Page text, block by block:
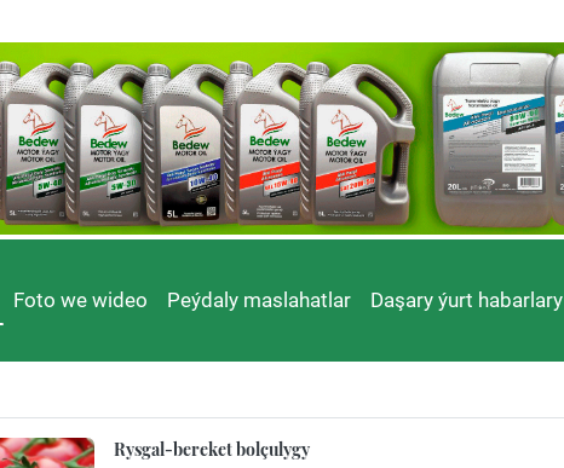
Foto we wideo Peýdaly maslahatlar Daşary ýurt habarlary
Rysgal-bereket bolçulygy